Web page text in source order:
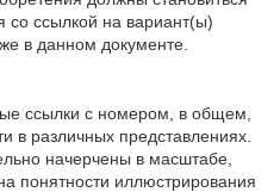
со ссылкой на вариант(ы)
в данном документе.
ссылки с номером, в общем,
в различных представлениях.
начерчены в масштабе,
понятности иллюстрирования